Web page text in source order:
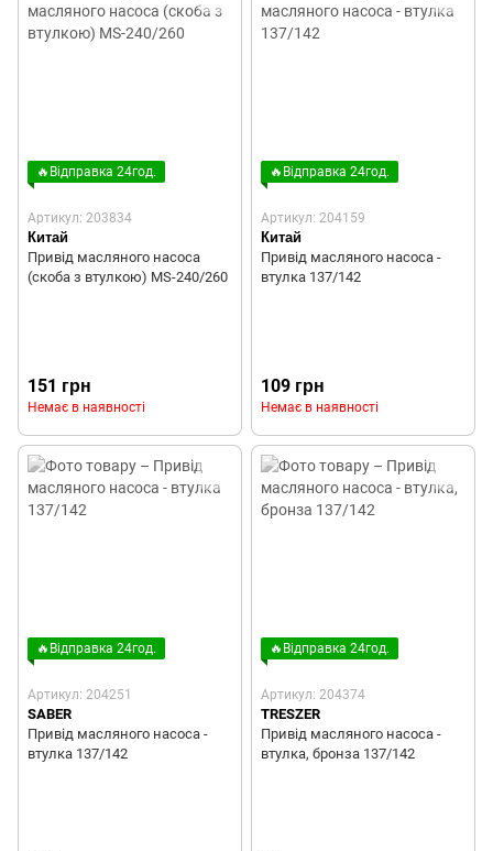
🔥Відправка 24год.
Артикул: 203834
Китай
Привід масляного насоса
(скоба з втулкою) MS-240/260
151 грн
Немає в наявності
🔥Відправка 24год.
Артикул: 204159
Китай
Привід масляного насоса -
втулка 137/142
109 грн
Немає в наявності
🔥Відправка 24год.
Артикул: 204251
SABER
Привід масляного насоса -
втулка 137/142
🔥Відправка 24год.
Артикул: 204374
TRESZER
Привід масляного насоса -
втулка, бронза 137/142